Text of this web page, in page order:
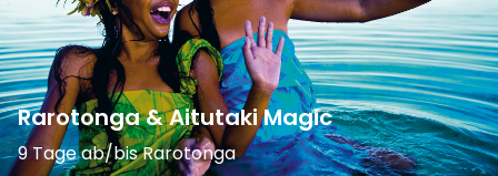
Rarotonga & Aitutaki Magic
9 Tage ab/bis Rarotonga